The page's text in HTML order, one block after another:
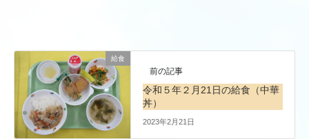
給食
前の記事
令和５年２月21日の給食（中華
丼）
2023年2月21日